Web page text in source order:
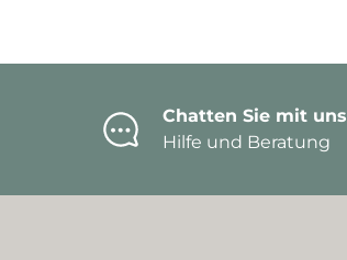
Chatten Sie mit uns
Hilfe und Beratung